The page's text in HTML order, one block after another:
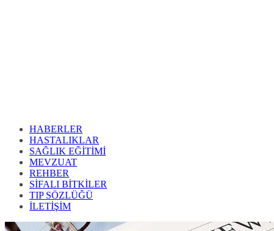
HABERLER
HASTALIKLAR
SAĞLIK EĞİTİMİ
MEVZUAT
REHBER
SİFALI BİTKİLER
TIP SÖZLÜĞÜ
İLETİŞİM